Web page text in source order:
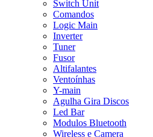
Switch Unit
Comandos
Logic Main
Inverter
Tuner
Fusor
Altifalantes
Ventoínhas
Y-main
Agulha Gira Discos
Led Bar
Modulos Bluetooth
Wireless e Camera